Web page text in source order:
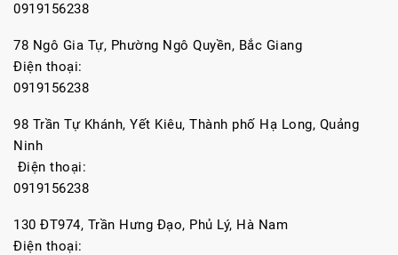
0919156238
78 Ngô Gia Tự, Phường Ngô Quyền, Bắc Giang
Điện thoại:
0919156238
98 Trần Tự Khánh, Yết Kiêu, Thành phố Hạ Long, Quảng
Ninh
Điện thoại:
0919156238
130 ĐT974, Trần Hưng Đạo, Phủ Lý, Hà Nam
Điện thoại: